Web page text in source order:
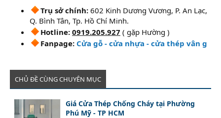
Trụ sở chính: 602 Kinh Dương Vương, P. An Lạc,
Q. Bình Tân, Tp. Hồ Chí Minh.
Hotline: 0919.205.927 ( gặp Hường )
Fanpage: Cửa gỗ - cửa nhựa - cửa thép vân g
CHỦ ĐỀ CÙNG CHUYÊN MỤC
Giá Cửa Thép Chống Cháy tại Phường
Phú Mỹ - TP HCM